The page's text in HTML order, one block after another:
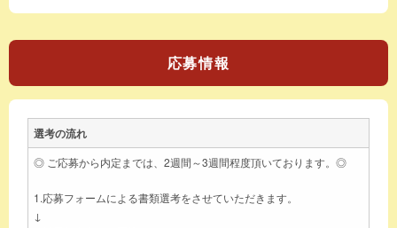
応募情報
選考の流れ
◎ ご応募から内定までは、2週間～3週間程度頂いております。◎
1.応募フォームによる書類選考をさせていただきます。
↓